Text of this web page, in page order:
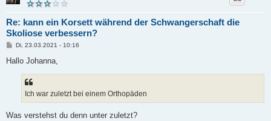
Re: kann ein Korsett während der Schwangerschaft die
Skoliose verbessern?
B
i
Di, 23.03.2021 - 10:16
Hallo Johanna,
Ich war zuletzt bei einem Orthopäden
Was verstehst du denn unter zuletzt?